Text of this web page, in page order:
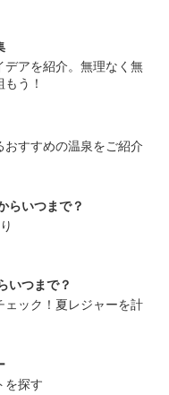
アを紹介。無理なく無
う！
すすめの温泉をご紹介
らいつまで？
いつまで？
ック！夏レジャーを計
を探す